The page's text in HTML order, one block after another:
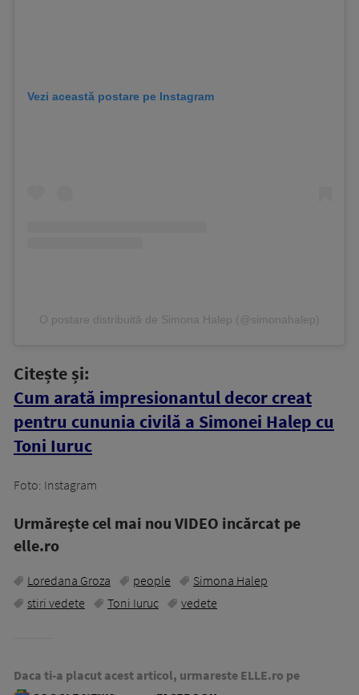
Vezi această postare pe Instagram
O postare distribuită de Simona Halep (@simonahalep)
Citește și:
Cum arată impresionantul decor creat
pentru cununia civilă a Simonei Halep cu
Toni Iuruc
Foto: Instagram
Urmăreşte cel mai nou VIDEO incărcat pe
elle.ro
Loredana Groza people
Simona Halep
stiri vedete
Toni Iuruc vedete
Daca ti-a placut acest articol, urmareste ELLE.ro pe